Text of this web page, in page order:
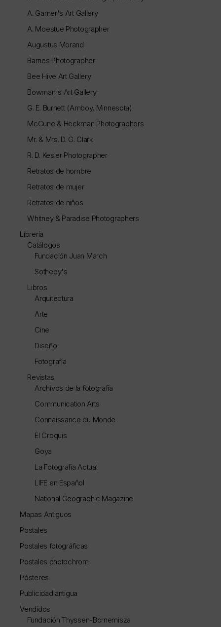
A. Garner's Art Gallery
A. Moestue Photographer
Augustus Morand
Barnes Photographer
Bee Hive Art Gallery
Bowman's Art Gallery
G. E. Burnett (Amboy, Minnesota)
McCune & Heckman Photographers
Mr. & Mrs. D. G. Clark
R. D. Kesler Photographer
Retratos de hombre
Retratos de mujer
Retratos de niños
Whitney & Paradise Photographers
Librería
Catálogos
Fundación Juan March
Sotheby's
Libros
Arquitectura
Arte
Cine
Diseño
Fotografía
Revistas
Archivos de la fotografía
Communication Arts
Connaissance du Monde
El Croquis
Goya
La Fotografía Actual
LIFE en Español
National Geographic Magazine
Mapas Antiguos
Postales
Postales fotográficas
Postales photochrom
Pósteres
Publicidad antigua
Vendidos
Fundación Thyssen-Bornemisza